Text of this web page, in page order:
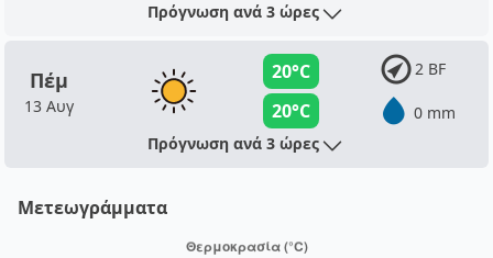
Πρόγνωση ανά 3 ώρες
Πέμ
13 Αυγ
20°C
20°C
2 BF
0 mm
Πρόγνωση ανά 3 ώρες
Μετεωγράμματα